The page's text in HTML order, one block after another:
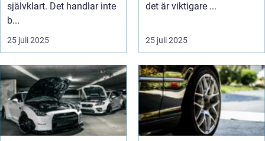
självklart. Det handlar inte
b...
25 juli 2025
det är viktigare ...
25 juli 2025